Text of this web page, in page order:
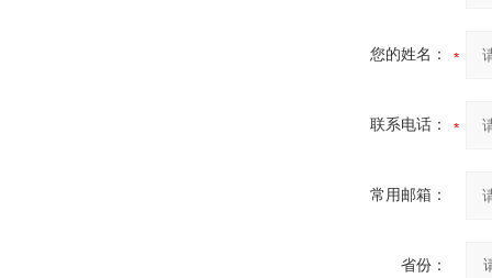
您的姓名：
联系电话：
常用邮箱：
省份：